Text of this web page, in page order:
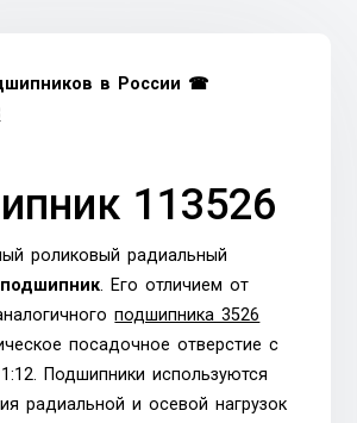
в России ☎
113526
роликовый радиальный
подшипник. Его отличием от
подшипника 3526
посадочное отверстие с
Подшипники используются
радиальной и осевой нагрузок